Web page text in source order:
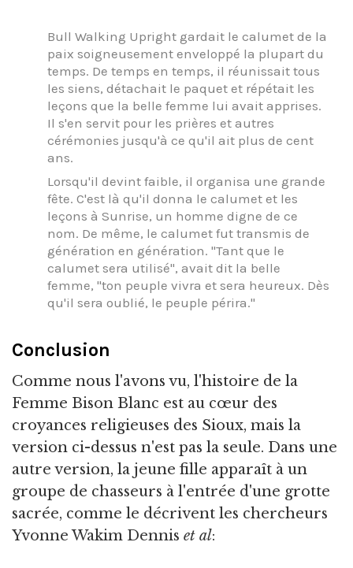
Bull Walking Upright gardait le calumet de la
paix soigneusement enveloppé la plupart du
temps. De temps en temps, il réunissait tous
les siens, détachait le paquet et répétait les
leçons que la belle femme lui avait apprises.
Il s'en servit pour les prières et autres
cérémonies jusqu'à ce qu'il ait plus de cent
ans.
Lorsqu'il devint faible, il organisa une grande
fête. C'est là qu'il donna le calumet et les
leçons à Sunrise, un homme digne de ce
nom. De même, le calumet fut transmis de
génération en génération. "Tant que le
calumet sera utilisé", avait dit la belle
femme, "ton peuple vivra et sera heureux. Dès
qu'il sera oublié, le peuple périra."
Conclusion
Comme nous l'avons vu, l'histoire de la
Femme Bison Blanc est au cœur des
croyances religieuses des Sioux, mais la
version ci-dessus n'est pas la seule. Dans une
autre version, la jeune fille apparaît à un
groupe de chasseurs à l'entrée d'une grotte
sacrée, comme le décrivent les chercheurs
Yvonne Wakim Dennis et al: